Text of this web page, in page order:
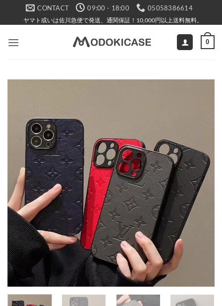
CONTACT 09:00 - 18:00 05058386614
ヤマト或いは佐川急便で発送、通関保証！10,000円以上送料無料。
0